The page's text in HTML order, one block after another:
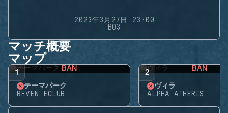
2023年3月27日 23:00
BO3
マッチ概要
マップ
1 BAN
テーマパーク
REVEN ECLUB
2 BAN
ヴィラ
ALPHA ATHERIS